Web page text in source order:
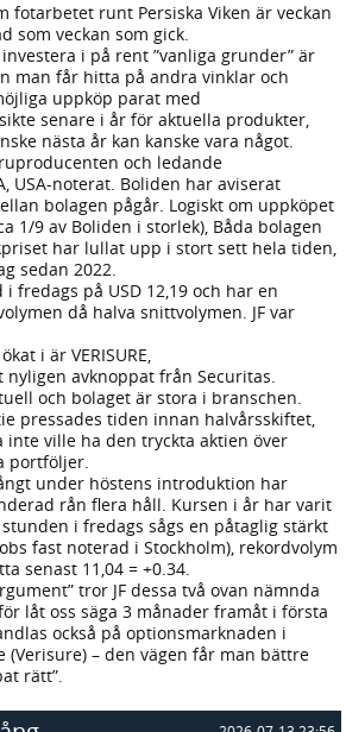
fotarbetet runt Persiska Viken är veckan
som veckan som gick.
i på rent ”vanliga grunder” är
man får hitta på andra vinklar och
uppköp parat med
senare i år för aktuella produkter,
nästa år kan kanske vara något.
och ledande
USA-noterat. Boliden har aviserat
bolagen pågår. Logiskt om uppköpet
1/9 av Boliden i storlek), Båda bolagen
har lullat upp i stort sett hela tiden,
sedan 2022.
fredags på USD 12,19 och har en
då halva snittvolymen. JF var
i är VERISURE,
nyligen avknoppat från Securitas.
och bolaget är stora i branschen.
pressades tiden innan halvårsskiftet,
inte ville ha den tryckta aktien över
portföljer.
under höstens introduktion har
rån flera håll. Kursen i år har varit
i fredags sågs en påtaglig stärkt
fast noterad i Stockholm), rekordvolym
senast 11,04 = +0.34.
tror JF dessa två ovan nämnda
låt oss säga 3 månader framåt i första
också på optionsmarknaden i
(Verisure) – den vägen får man bättre
rätt”.